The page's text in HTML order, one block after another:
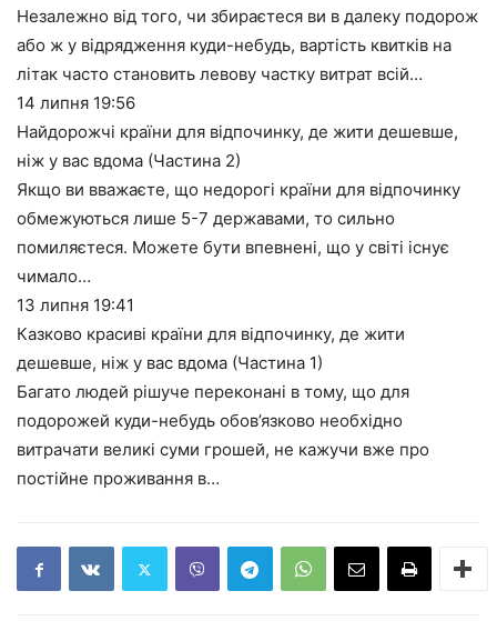
Незалежно від того, чи збираєтеся ви в далеку подорож
або ж у відрядження куди-небудь, вартість квитків на
літак часто становить левову частку витрат всій…
14 липня 19:56
Найдорожчі країни для відпочинку, де жити дешевше,
ніж у вас вдома (Частина 2)
Якщо ви вважаєте, що недорогі країни для відпочинку
обмежуються лише 5-7 державами, то сильно
помиляєтеся. Можете бути впевнені, що у світі існує
чимало…
13 липня 19:41
Казково красиві країни для відпочинку, де жити
дешевше, ніж у вас вдома (Частина 1)
Багато людей рішуче переконані в тому, що для
подорожей куди-небудь обов’язково необхідно
витрачати великі суми грошей, не кажучи вже про
постійне проживання в…